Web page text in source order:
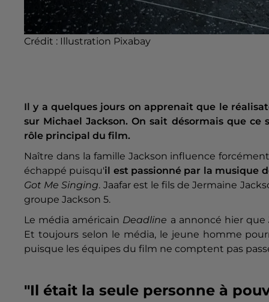
Crédit : Illustration Pixabay
Il y a quelques jours on apprenait que le
sur Michael Jackson. On sait désormais que
rôle principal du film.
Naître dans la famille Jackson influence
échappé puisqu'il est passionné par la musique
Got Me Singing. Jaafar est le fils de Jermaine
groupe Jackson 5.
Le média américain Deadline a annoncé hier que
Et toujours selon le média, le jeune homme
puisque les équipes du film ne comptent pas
"Il était la seule personne à